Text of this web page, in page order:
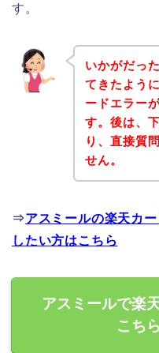
す。
いかがだっ
てきたよう
ードエラー
す。後は、
り、直接質
せん。
⇒アスミールの楽天カ
したい方はこちら
アスミールで楽
こち